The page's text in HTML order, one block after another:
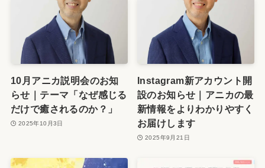
10月アニカ説明会のお知
らせ｜テーマ「なぜ感じる
だけで癒されるのか？」
2025年10月3日
Instagram新アカウント開
設のお知らせ｜アニカの最
新情報をよりわかりやすく
お届けします
2025年9月21日